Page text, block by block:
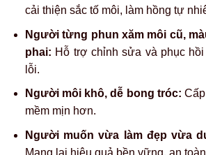
cải thiện sắc tố môi, làm hồng tự
Người từng phun xăm môi cũ,
phai: Hỗ trợ chỉnh sửa và phục
lỗi.
Người môi khô, dễ bong tróc:
mềm mịn hơn.
Người muốn vừa làm đẹp vừa
Mang lại hiệu quả bền vững, an